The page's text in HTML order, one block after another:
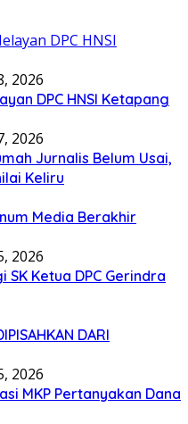
2026
DPC HNSI Ketapang
2026
Jurnalis Belum Usai,
Keliru
Media Berakhir
2026
Ketua DPC Gerindra
DARI
2026
MKP Pertanyakan Dana